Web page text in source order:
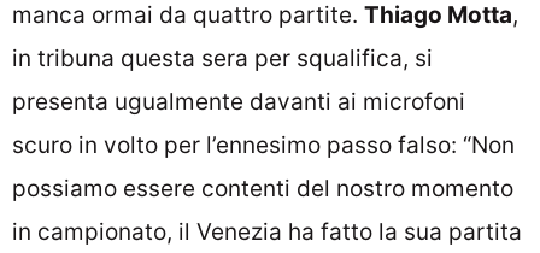
manca ormai da quattro partite. Thiago Motta,
in tribuna questa sera per squalifica, si
presenta ugualmente davanti ai microfoni
scuro in volto per l’ennesimo passo falso: “Non
possiamo essere contenti del nostro momento
in campionato, il Venezia ha fatto la sua partita